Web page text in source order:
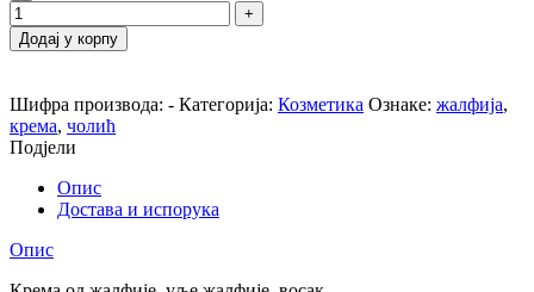
Додај у корпу
Шифра производа: - Категорија: Козметика Ознаке: жалфија,
крема, чолић
Подјели
Опис
Достава и испорука
Опис